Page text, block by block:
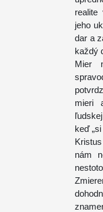
realite
jeho
dar a
každý
Mier
mieri
keď
nám